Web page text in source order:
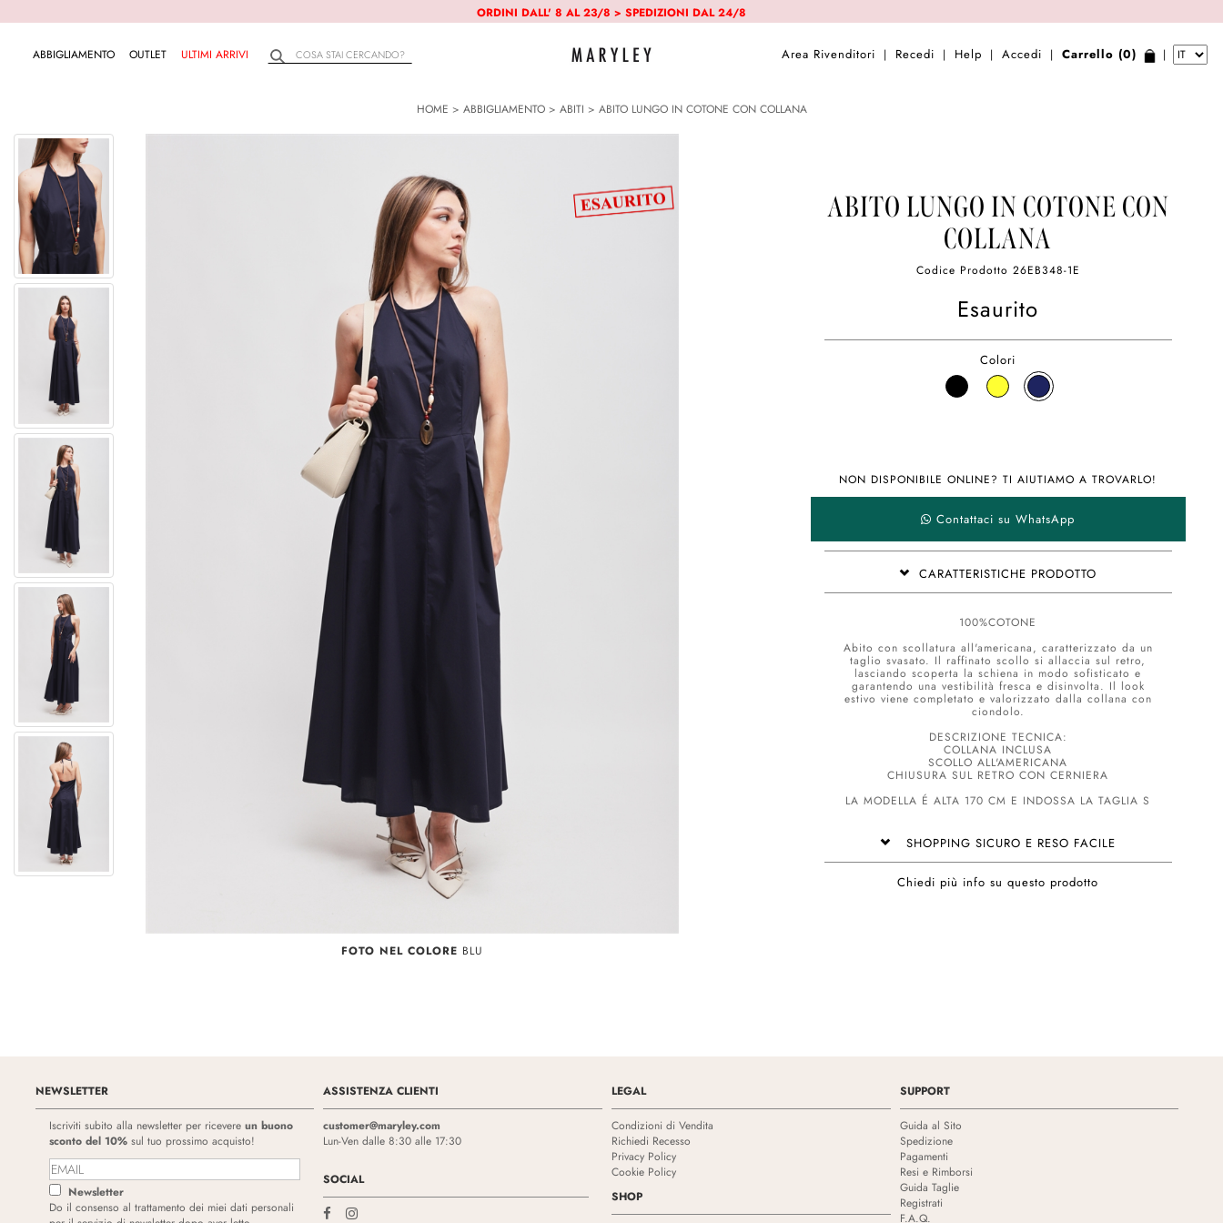
ORDINI DALL' 8 AL 23/8 > SPEDIZIONI DAL 24/8
ABBIGLIAMENTO OUTLET ULTIMI ARRIVI Area Rivenditori | Recedi | Help | Accedi | Carrello (0) |
HOME > ABBIGLIAMENTO> ABITI > ABITO LUNGO IN COTONE CON COLLANA
FOTO NEL COLORE BLU
ABITO LUNGO IN COTONE CON
COLLANA
Codice Prodotto 26EB348-1E
Esaurito
Colori
NON DISPONIBILE ONLINE? TI AIUTIAMO A TROVARLO!
Contattaci su WhatsApp
CARATTERISTICHE PRODOTTO
100%COTONE
Abito con scollatura all'americana, caratterizzato da un
taglio svasato. Il raffinato scollo si allaccia sul retro,
lasciando scoperta la schiena in modo sofisticato e
garantendo una vestibilità fresca e disinvolta. Il look
estivo viene completato e valorizzato dalla collana con
ciondolo.
DESCRIZIONE TECNICA:
COLLANA INCLUSA
SCOLLO ALL'AMERICANA
CHIUSURA SUL RETRO CON CERNIERA
LA MODELLA É ALTA 170 CM E INDOSSA LA TAGLIA S
SHOPPING SICURO E RESO FACILE
Chiedi più info su questo prodotto
NEWSLETTER
Iscriviti subito alla newsletter per ricevere un buono
sconto del 10%sul tuo prossimo acquisto!
Newsletter
Do il consenso al trattamento dei miei dati personali
ASSISTENZA CLIENTI
customer@maryley.com
Lun-Ven dalle 8:30 alle 17:30
SOCIAL
LEGAL
Condizioni di Vendita
Richiedi Recesso
Privacy Policy
Cookie Policy
SHOP
SUPPORT
Guida al Sito
Spedizione
Pagamenti
Resi e Rimborsi
Guida Taglie
Registrati
F.A.Q.